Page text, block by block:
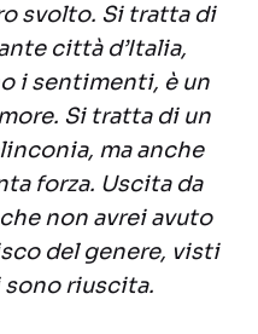
svolto. Si tratta di
città d’Italia,
i sentimenti, è un
Si tratta di un
ma anche
forza. Uscita da
non avrei avuto
del genere, visti
riuscita.